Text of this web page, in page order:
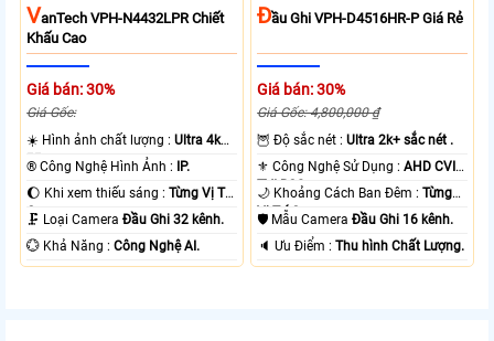
VAnTech VPH-N4432LPR Chiết
Khấu Cao
Giá bán: 30%
Giá Gốc:
☀️ Hình ảnh chất lượng :Ultra 4k
👍🏾 .
®️ Công Nghệ Hình Ảnh : IP.
🌔 Khi xem thiếu sáng :Từng Vị Trí
Camera .
🗜️ Loại CameraĐầu Ghi 32 kênh.
️💮 Khả Năng :Công Nghệ AI.
ĐẦu Ghi VPH-D4516HR-P Giá Rẻ
Giá bán: 30%
Giá Gốc: 4,800,000 ₫
🦉 Độ sắc nét :Ultra 2k+ sắc nét .
⚜️ Công Nghệ Sử Dụng :AHD CVI
TVI BCS.
🌙 Khoảng Cách Ban Đêm :Từng
Vị Trí Camera .
🛡 Mẫu CameraĐầu Ghi 16 kênh.
️🔈 Ưu Điểm :Thu hình Chất Lượng.